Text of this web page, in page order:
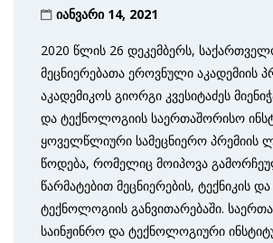
იანვარი 14, 2021
2020 წლის 26 დეკემბერს,
მეცნიერებათა ეროვნული აკადემიის
აკადემიკოს გიორგი კვესიტაძეს
და ტექნოლოგიის საერთაშორისო
ყოველწლიური სამეცნიერო პრემიის
წოდება, რომელიც მოიპოვა
წარმატებით მეცნიერების, ტექნიკის
ტექნოლოგიის განვითარებაში.
საინჟინრო და ტექნოლოგიური